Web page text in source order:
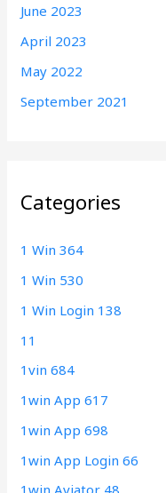
June 2023
April 2023
May 2022
September 2021
Categories
1 Win 364
1 Win 530
1 Win Login 138
11
1vin 684
1win App 617
1win App 698
1win App Login 66